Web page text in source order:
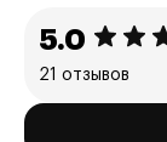
5.0
21 отзывов